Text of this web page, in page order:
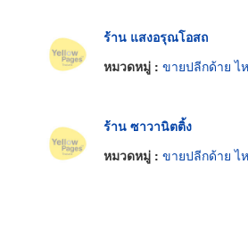
ร้าน แสงอรุณโอสถ
หมวดหมู่ : ขายปลีกด้าย ไ
ร้าน ซาวานิตติ้ง
หมวดหมู่ : ขายปลีกด้าย ไ